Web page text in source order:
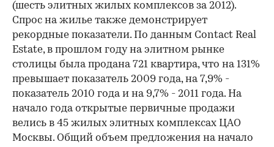
(шесть элитных жилых комплексов за 2012).
Спрос на жилье также демонстрирует
рекордные показатели. По данным Contact Real
Estate, в прошлом году на элитном рынке
столицы была продана 721 квартира, что на 131%
превышает показатель 2009 года, на 7,9% -
показатель 2010 года и на 9,7% - 2011 года. На
начало года открытые первичные продажи
велись в 45 жилых элитных комплексах ЦАО
Москвы. Общий объем предложения на начало